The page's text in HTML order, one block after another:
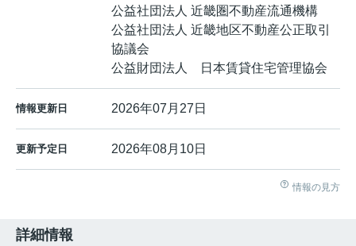
公益社団法人 近畿圏不動産流通機構
公益社団法人 近畿地区不動産公正取引
協議会
公益財団法人 日本賃貸住宅管理協会
情報更新日 2026年07月27日
更新予定日 2026年08月10日
情報の見方
詳細情報